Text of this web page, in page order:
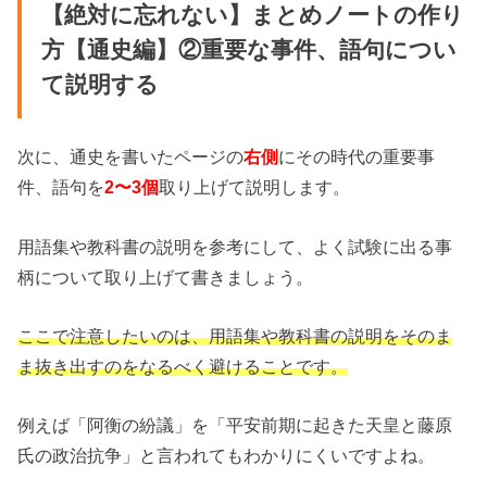
【絶対に忘れない】まとめノートの作り
方【通史編】②重要な事件、語句につい
て説明する
次に、通史を書いたページの右側にその時代の重要事
件、語句を2〜3個取り上げて説明します。
用語集や教科書の説明を参考にして、よく試験に出る事
柄について取り上げて書きましょう。
ここで注意したいのは、用語集や教科書の説明をそのま
ま抜き出すのをなるべく避けることです。
例えば「阿衡の紛議」を「平安前期に起きた天皇と藤原
氏の政治抗争」と言われてもわかりにくいですよね。